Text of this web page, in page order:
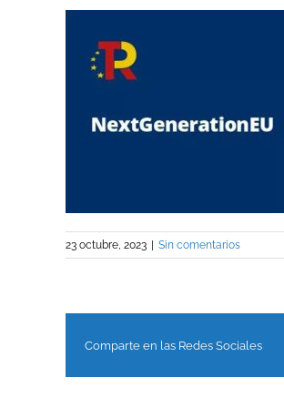
23 octubre, 2023 Sin comentarios
Comparte en las Redes Sociales